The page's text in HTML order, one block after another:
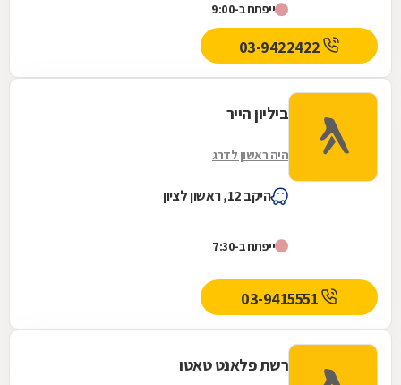
ייפתח ב-9:00
03-9422422
ביליון הייר
היה ראשון לדרג
היקב 12, ראשון לציון
ייפתח ב-7:30
רשת פלאנט טאטו